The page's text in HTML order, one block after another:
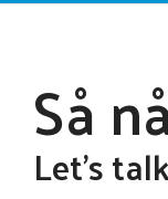
Så
Let's